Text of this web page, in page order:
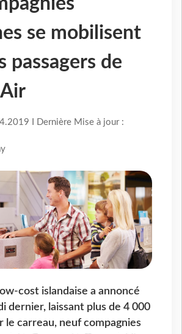
se mobilisent
passagers de
I Dernière Mise à jour :
cost islandaise a annoncé
dernier, laissant plus de 4 000
le carreau, neuf compagnies